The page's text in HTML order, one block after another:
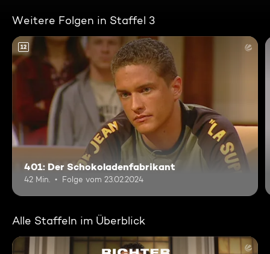
Weitere Folgen in Staffel 3
12
401: Der Schokoladenfabrikant
42 Min. Folge vom 23.02.2024
Alle Staffeln im Überblick